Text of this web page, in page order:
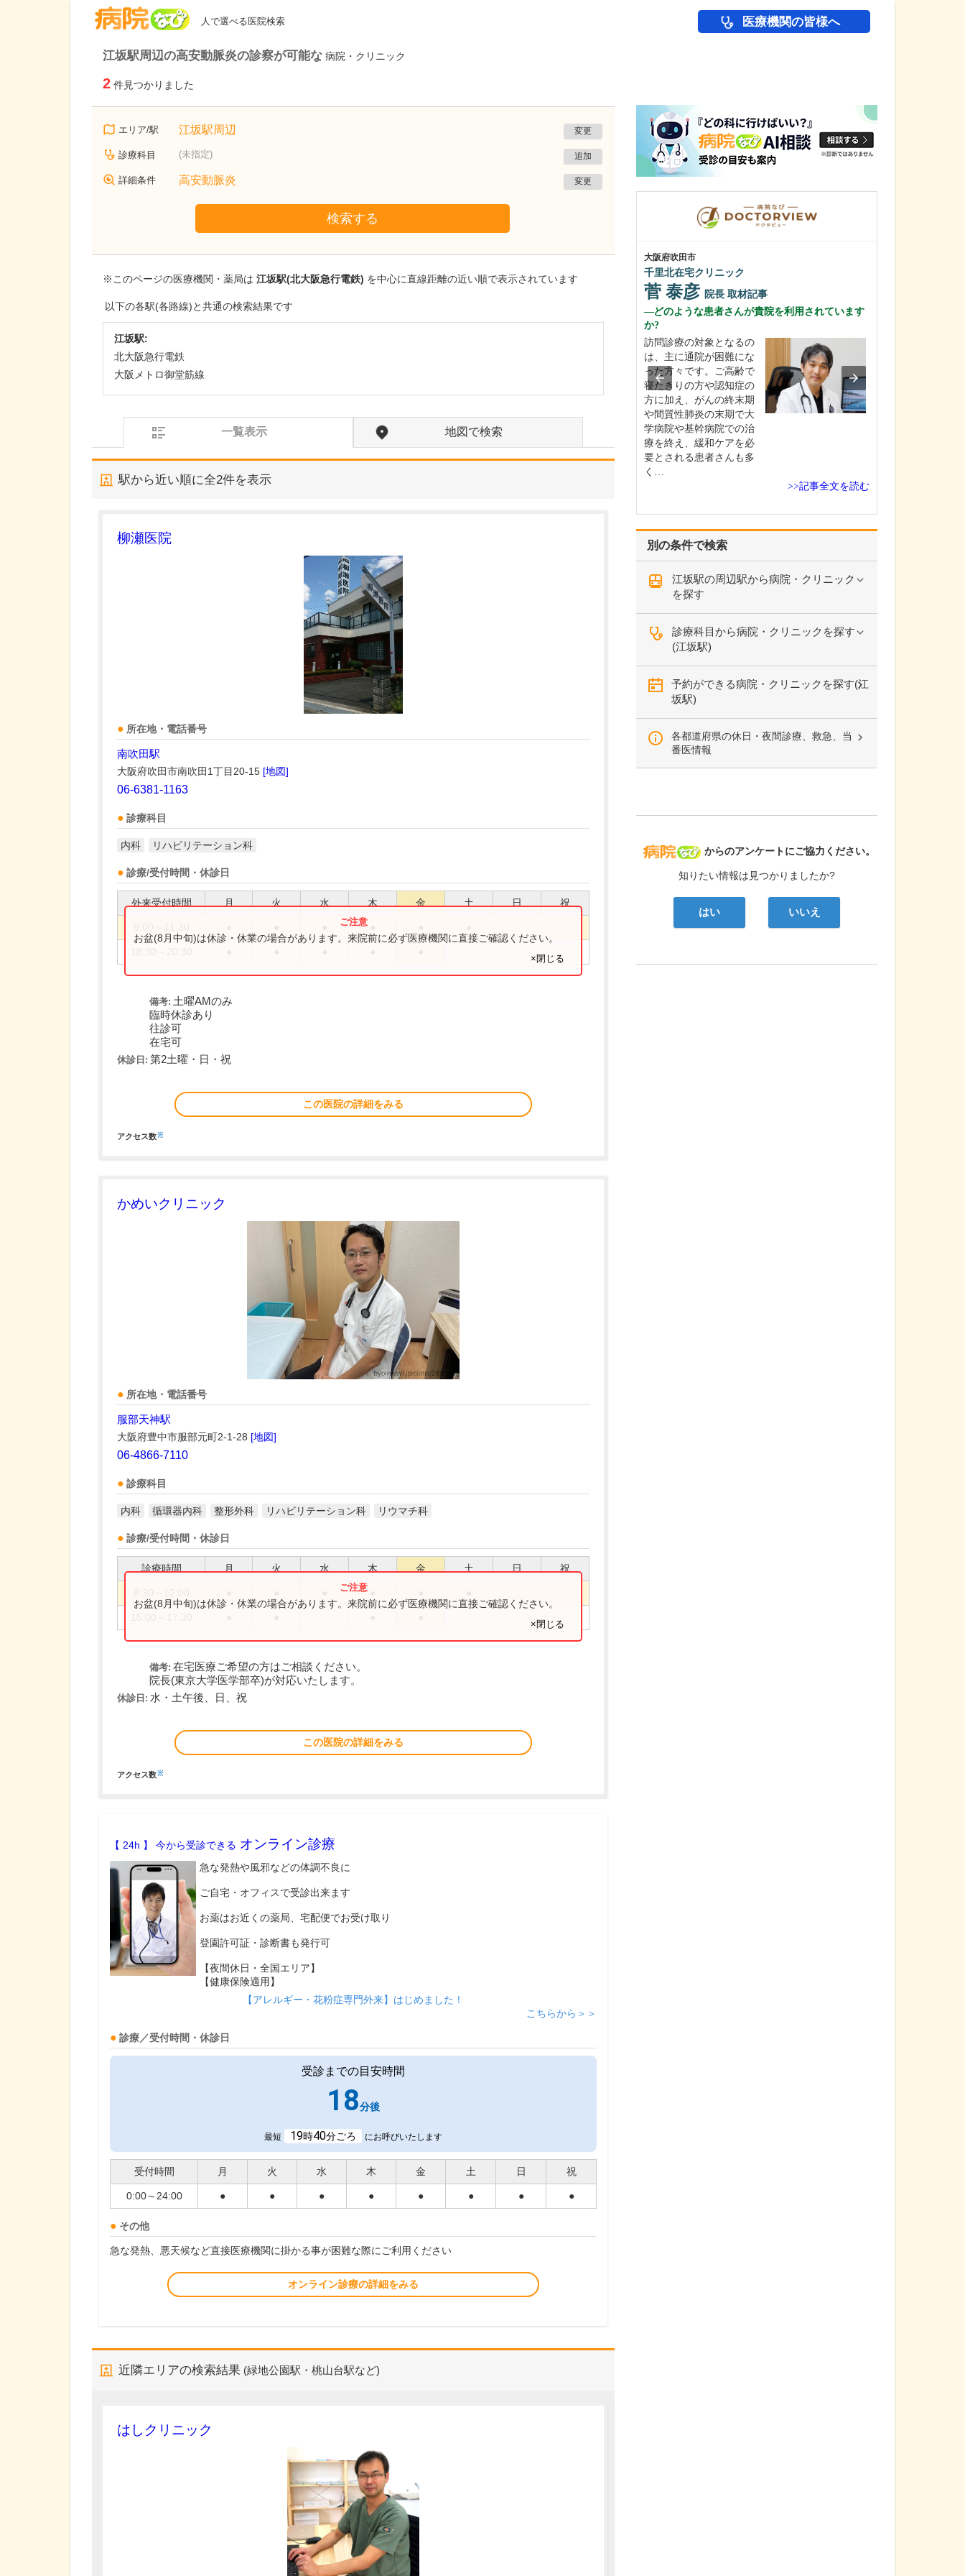
人で選べる医院検索 医療機関の皆様へ
江坂駅周辺の高安動脈炎の診察が可能な 病院・クリニック
2 件見つかりました
エリア/駅 江坂駅周辺 変更
診療科目 (未指定) 追加
詳細条件 高安動脈炎 変更
検索する
※このページの医療機関・薬局は 江坂駅(北大阪急行電鉄) を中心に直線距離の近い順で表示されています
以下の各駅(各路線)と共通の検索結果です
江坂駅:
北大阪急行電鉄
大阪メトロ御堂筋線
一覧表示 地図で検索
駅から近い順に全2件を表示
柳瀬医院
所在地・電話番号
南吹田駅
大阪府吹田市南吹田1丁目20-15 [地図]
06-6381-1163
診療科目
内科 リハビリテーション科
診療/受付時間・休診日
外来受付時間 月 火 水 木 金 土 日 祝
お盆(8月中旬)は休診・休業の場合があります。来院前に必ず医療機関に直接ご確認ください。
×閉じる
備考: 土曜AMのみ
臨時休診あり
往診可
在宅可
休診日: 第2土曜・日・祝
この医院の詳細をみる
アクセス数※
かめいクリニック
所在地・電話番号
服部天神駅
大阪府豊中市服部元町2-1-28 [地図]
06-4866-7110
診療科目
内科 循環器内科 整形外科 リハビリテーション科 リウマチ科
診療/受付時間・休診日
診療時間 月 火 水 木 金 土 日 祝
お盆(8月中旬)は休診・休業の場合があります。来院前に必ず医療機関に直接ご確認ください。
×閉じる
備考: 在宅医療ご希望の方はご相談ください。
院長(東京大学医学部卒)が対応いたします。
休診日: 水・土午後、日、祝
この医院の詳細をみる
アクセス数※
【 24h 】 今から受診できる オンライン診療
急な発熱や風邪などの体調不良に
ご自宅・オフィスで受診出来ます
お薬はお近くの薬局、宅配便でお受け取り
登園許可証・診断書も発行可
【夜間休日・全国エリア】
【健康保険適用】
【アレルギー・花粉症専門外来】はじめました！
こちらから＞＞
診療／受付時間・休診日
受診までの目安時間
18分後
最短 19時40分ごろ にお呼びいたします
受付時間 月 火 水 木 金 土 日 祝
0:00～24:00 ● ● ● ● ● ● ● ●
その他
急な発熱、悪天候など直接医療機関に掛かる事が困難な際にご利用ください
オンライン診療の詳細をみる
近隣エリアの検索結果 (緑地公園駅・桃山台駅など)
はしクリニック
別の条件で検索
江坂駅の周辺駅から病院・クリニック
を探す
診療科目から病院・クリニックを探す
(江坂駅)
予約ができる病院・クリニックを探す(江
坂駅)
各都道府県の休日・夜間診療、救急、当
番医情報
病院なび
からのアンケートにご協力ください。
知りたい情報は見つかりましたか?
はい いいえ
大阪府吹田市
千里北在宅クリニック
菅 泰彦 院長 取材記事
どのような患者さんが貴院を利用されています
か?
訪問診療の対象となるの
は、主に通院が困難にな
った方々です。ご高齢で
寝たきりの方や認知症の
方に加え、がんの終末期
や間質性肺炎の末期で大
学病院や基幹病院での治
療を終え、緩和ケアを必
要とされる患者さんも多
く…
>>記事全文を読む
長野県松本市
やまだ内科クリニック
さい。
発見・早期治療に力を注
いでいます。消化器疾患
じめ肝臓・胆道(胆のう・